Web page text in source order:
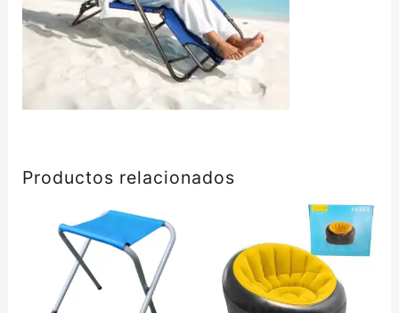
Productos relacionados
producto
múltiples
variantes.